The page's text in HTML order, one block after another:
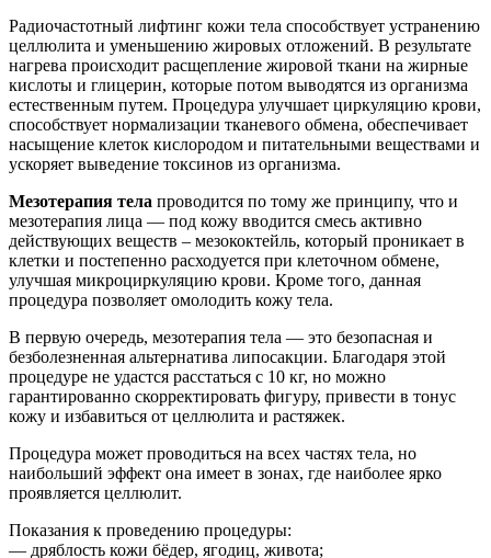
Радиочастотный лифтинг кожи тела способствует устранению
целлюлита и уменьшению жировых отложений. В результате
нагрева происходит расщепление жировой ткани на жирные
кислоты и глицерин, которые потом выводятся из организма
естественным путем. Процедура улучшает циркуляцию крови,
способствует нормализации тканевого обмена, обеспечивает
насыщение клеток кислородом и питательными веществами и
ускоряет выведение токсинов из организма.
Мезотерапия тела проводится по тому же принципу, что и
мезотерапия лица — под кожу вводится смесь активно
действующих веществ – мезококтейль, который проникает в
клетки и постепенно расходуется при клеточном обмене,
улучшая микроциркуляцию крови. Кроме того, данная
процедура позволяет омолодить кожу тела.
В первую очередь, мезотерапия тела — это безопасная и
безболезненная альтернатива липосакции. Благодаря этой
процедуре не удастся расстаться с 10 кг, но можно
гарантированно скорректировать фигуру, привести в тонус
кожу и избавиться от целлюлита и растяжек.
Процедура может проводиться на всех частях тела, но
наибольший эффект она имеет в зонах, где наиболее ярко
проявляется целлюлит.
Показания к проведению процедуры:
— дряблость кожи бёдер, ягодиц, живота;